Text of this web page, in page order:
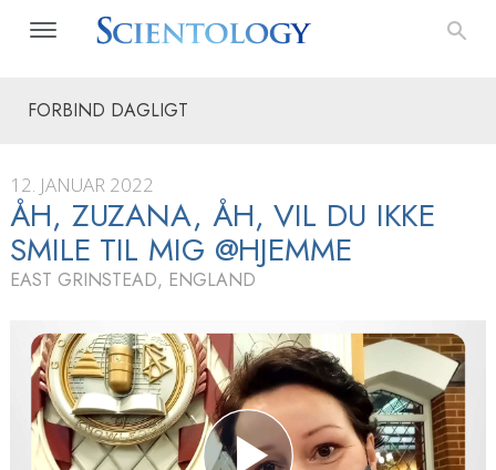
FORBIND DAGLIGT
12. JANUAR 2022
ÅH, ZUZANA, ÅH, VIL DU IKKE
SMILE TIL MIG @HJEMME
EAST GRINSTEAD, ENGLAND